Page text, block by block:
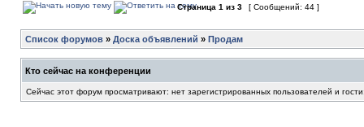
Страница 1 из 3 [ Сообщений: 44 ]
Список форумов » Доска объявлений » Продам
Кто сейчас на конференции
Сейчас этот форум просматривают: нет зарегистрированных пользователей и